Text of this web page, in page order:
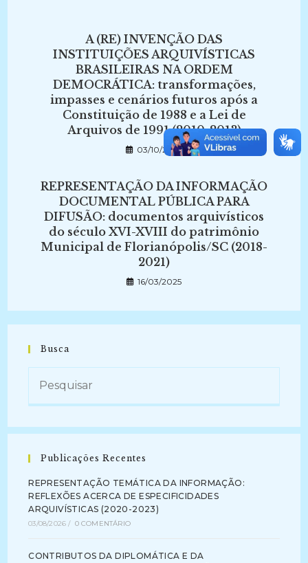
A (RE) INVENÇÃO DAS
INSTITUIÇÕES ARQUIVÍSTICAS
BRASILEIRAS NA ORDEM
DEMOCRÁTICA: transformações,
impasses e cenários futuros após a
Constituição de 1988 e a Lei de
Arquivos de 1991 (2010-2013)
03/10/2022
REPRESENTAÇÃO DA INFORMAÇÃO
DOCUMENTAL PÚBLICA PARA
DIFUSÃO: documentos arquivísticos
do século XVI-XVIII do patrimônio
Municipal de Florianópolis/SC (2018-
2021)
16/03/2025
Busca
Publicações Recentes
REPRESENTAÇÃO TEMÁTICA DA INFORMAÇÃO:
REFLEXÕES ACERCA DE ESPECIFICIDADES
ARQUIVÍSTICAS (2020-2023)
03/08/2026 / 0 COMENTÁRIO
CONTRIBUTOS DA DIPLOMÁTICA E DA